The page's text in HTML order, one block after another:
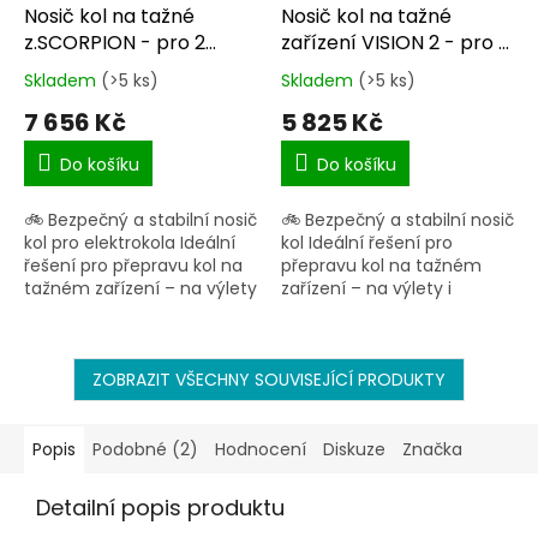
Nosič kol na tažné
z.SCORPION - pro 2
elektro/kola CF145962E
Průměrné
produktu
5,0
5
hvězdiček.
Skladem (>5 ks)
7 656 Kč
Do košíku
🚲 Bezpečný a stabilní nosič
kol pro elektrokola Ideální
řešení pro přepravu kol na
tažném zařízení – na výlety
Sklápěcí...
Nosič kol na tažné
zařízení VISION 2 - pro 2
kola CF19591-2EFA
Průměrné
produktu
5,0
5
hvězdiček.
Skladem (>5 ks)
5 825 Kč
Do košíku
🚲 Bezpečný a stabilní nosič
kol Ideální řešení pro
přepravu kol na tažném
zařízení – na výlety i
systém pro přístup...
ZOBRAZIT VŠECHNY SOUVISEJÍCÍ PRODUKTY
Popis Podobné (2) Hodnocení Diskuze Značka
Detailní popis produktu